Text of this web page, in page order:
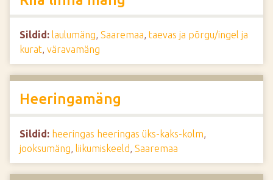
Sildid: laulumäng, Saaremaa, taevas ja põrgu/ingel ja
kurat, väravamäng
Heeringamäng
Sildid: heeringas heeringas üks-kaks-kolm,
jooksumäng, liikumiskeeld, Saaremaa